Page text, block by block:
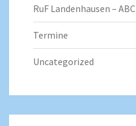
RuF Landenhausen – ABC
Termine
Uncategorized